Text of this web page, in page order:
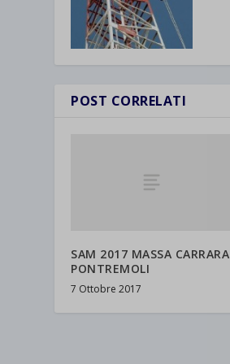
POST CORRELATI
SAM 2017 MASSA CARRARA
PONTREMOLI
7 Ottobre 2017